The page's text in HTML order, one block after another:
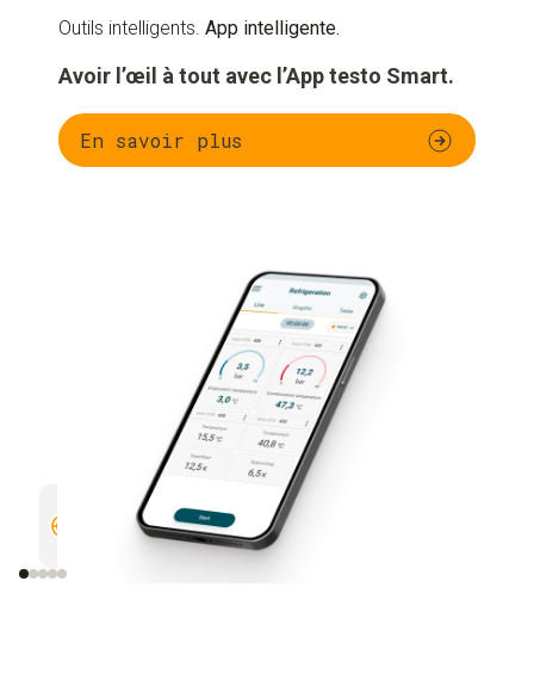
Outils intelligents. App intelligente.
Avoir l’œil à tout avec l’App testo Smart.
En savoir plus
Configuration de ton appareil de
mesure